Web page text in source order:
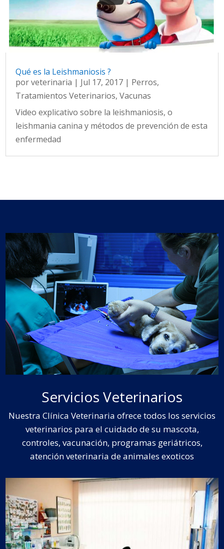
Qué es la Leishmaniosis ?
porveterinaria | Jul 17, 2017 | Perros,
Tratamientos Veterinarios,Vacunas
Video explicativo sobre la leishmaniosis, o
leishmania canina y métodos de prevención de esta
enfermedad
Servicios Veterinarios
Nuestra Clínica Veterinaria ofrece todos los servicios
veterinarios para el cuidado de su mascota,
controles, vacunación, programas geriátricos,
atención veterinaria de animales exoticos